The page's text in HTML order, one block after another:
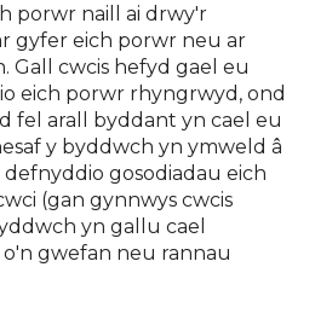
porwr naill ai drwy'r
gyfer eich porwr neu ar
Gall cwcis hefyd gael eu
eich porwr rhyngrwyd, ond
fel arall byddant yn cael eu
y byddwch yn ymweld â
gosodiadau eich
(gan gynnwys cwcis
yn gallu cael
gwefan neu rannau